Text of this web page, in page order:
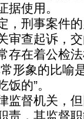
据使用。
刑事案件的
审查起诉，
存在着公检
形象的比喻
的”。
督机关，但
责，其监督